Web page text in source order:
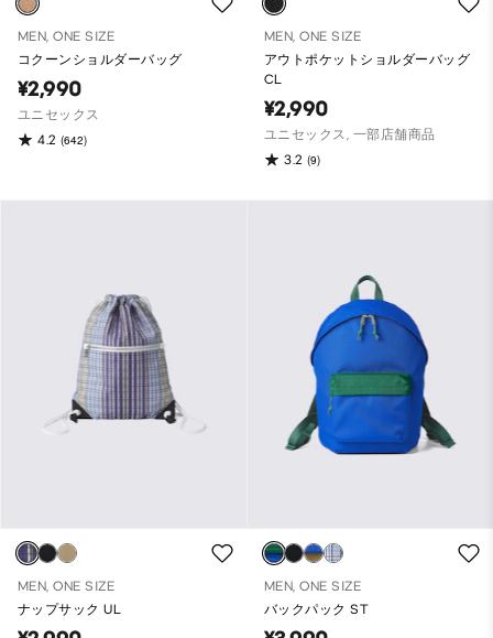
MEN, ONE SIZE
コクーンショルダーバッグ
¥2,990
ユニセックス
4.2 (642)
MEN, ONE SIZE
アウトポケットショルダーバッグ
CL
¥2,990
ユニセックス, 一部店舗商品
3.2 (9)
MEN, ONE SIZE
ナップサック UL
MEN, ONE SIZE
バックパック ST